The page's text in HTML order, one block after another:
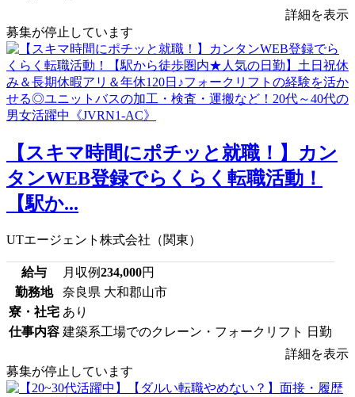
詳細を表示
募集が停止しています
【スキマ時間にポチッと就職！】カン
タンWEB登録でらくらく転職活動！
【駅か...
UTエージェント株式会社（関東）
給与 月収例234,000円
勤務地
奈良県 大和郡山市
寮・社宅 あり
仕事内容 建築系工場でのクレーン・フォークリフト 日勤
詳細を表示
募集が停止しています